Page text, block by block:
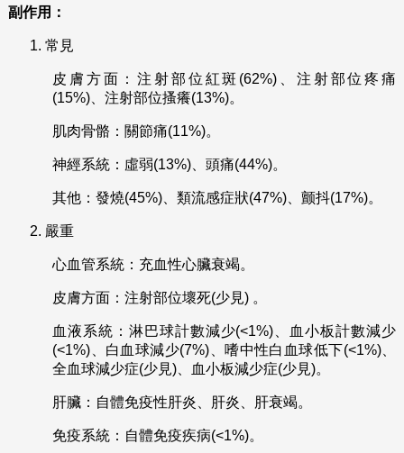
副作用：
1. 常見
皮膚方面：注射部位紅斑(62%)、注射部位疼痛
(15%)、注射部位搔癢(13%)。
肌肉骨骼：關節痛(11%)。
神經系統：虛弱(13%)、頭痛(44%)。
其他：發燒(45%)、類流感症狀(47%)、颤抖(17%)。
2. 嚴重
心血管系統：充血性心臟衰竭。
皮膚方面：注射部位壞死(少見) 。
血液系統：淋巴球計數減少(<1%)、血小板計數減少
(<1%)、白血球減少(7%)、嗜中性白血球低下(<1%)、
全血球減少症(少見)、血小板減少症(少見)。
肝臟：自體免疫性肝炎、肝炎、肝衰竭。
免疫系統：自體免疫疾病(<1%)。